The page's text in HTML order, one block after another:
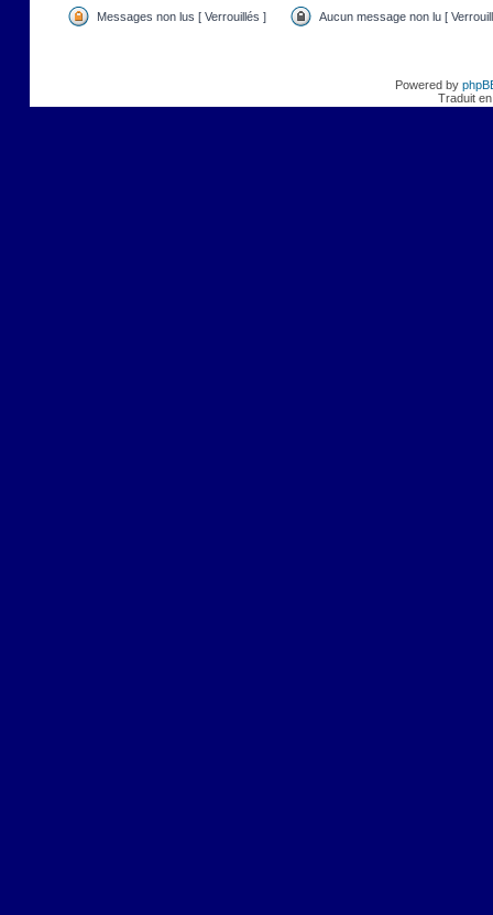
Messages non lus [ Verrouillés ] Aucun message non lu [
Powered by
Traduit